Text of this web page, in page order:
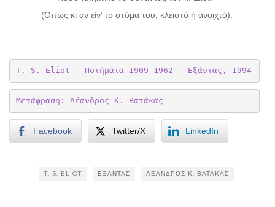
(Όπως κι αν είν’ το στόμα του, κλειστό ή ανοιχτό).
T. S. Eliot - Ποιήματα 1909-1962 – Εξάντας, 1994
Μετάφραση: Λέανδρος Κ. Βατάκας
Facebook Twitter/X LinkedIn
T. S. ELIOT ΕΞΆΝΤΑΣ ΛΈΑΝΔΡΟΣ Κ. ΒΑΤΆΚΑΣ